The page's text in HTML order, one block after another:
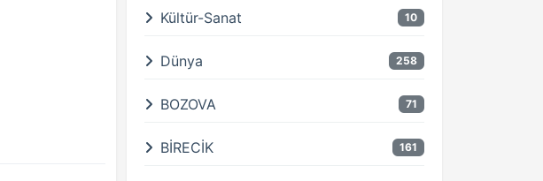
Kültür-Sanat 10
Dünya 258
BOZOVA 71
BİRECİK 161